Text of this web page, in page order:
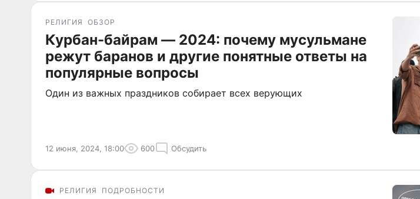
РЕЛИГИЯ ОБЗОР
Курбан-байрам — 2024: почему мусульмане
режут баранов и другие понятные ответы на
популярные вопросы
Один из важных праздников собирает всех верующих
12 июня, 2024, 18:00 600 Обсудить
РЕЛИГИЯ ПОДРОБНОСТИ